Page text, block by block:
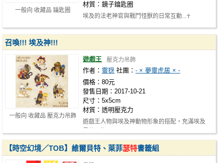
一般向 收藏品 鑰匙圈
材質：鏡子鑰匙圈
埃及的法老神官與戰鬥怪獸的日常互動...☥
一般向 收藏品 壓克力吊飾
召喚!!! 埃及神!!!
遊戲王 壓克力吊飾
作者： 靈犽 社團：- × 夢靈虎居 × -
價格：80元
發售日期：2017-10-21
尺寸：5x5cm
材質：透明壓克力
遊戲王人物與埃及神動物形象的搭配，充滿埃及
【時空幻境／TOB】維爾貝特、萊菲瑟特書籤組